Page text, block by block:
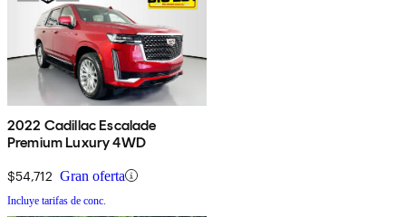
2022 Cadillac Escalade
Premium Luxury 4WD
$54,712 Gran oferta
Incluye tarifas de conc.